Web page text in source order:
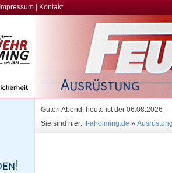
Impressum Kontakt
Guten Abend, heute ist der 06.08.2026 |
Sie sind hier: ff-aholming.de »